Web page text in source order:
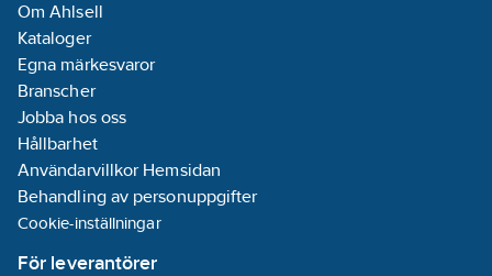
Om Ahlsell
Kataloger
Egna märkesvaror
Branscher
Jobba hos oss
Hållbarhet
Användarvillkor Hemsidan
Behandling av personuppgifter
Cookie-inställningar
För leverantörer